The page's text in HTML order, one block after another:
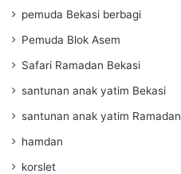
pemuda Bekasi berbagi
Pemuda Blok Asem
Safari Ramadan Bekasi
santunan anak yatim Bekasi
santunan anak yatim Ramadan
hamdan
korslet